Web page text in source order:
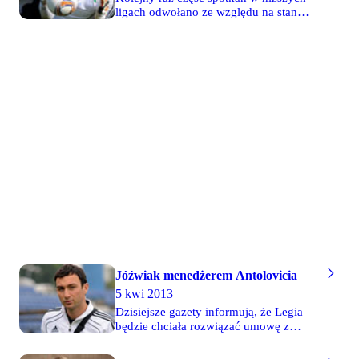
ligach odwołano ze względu na stan
Jóźwiak menedżerem Antolovicia
5 kwi 2013
Dzisiejsze gazety informują, że Legia
będzie chciała rozwiązać umowę z